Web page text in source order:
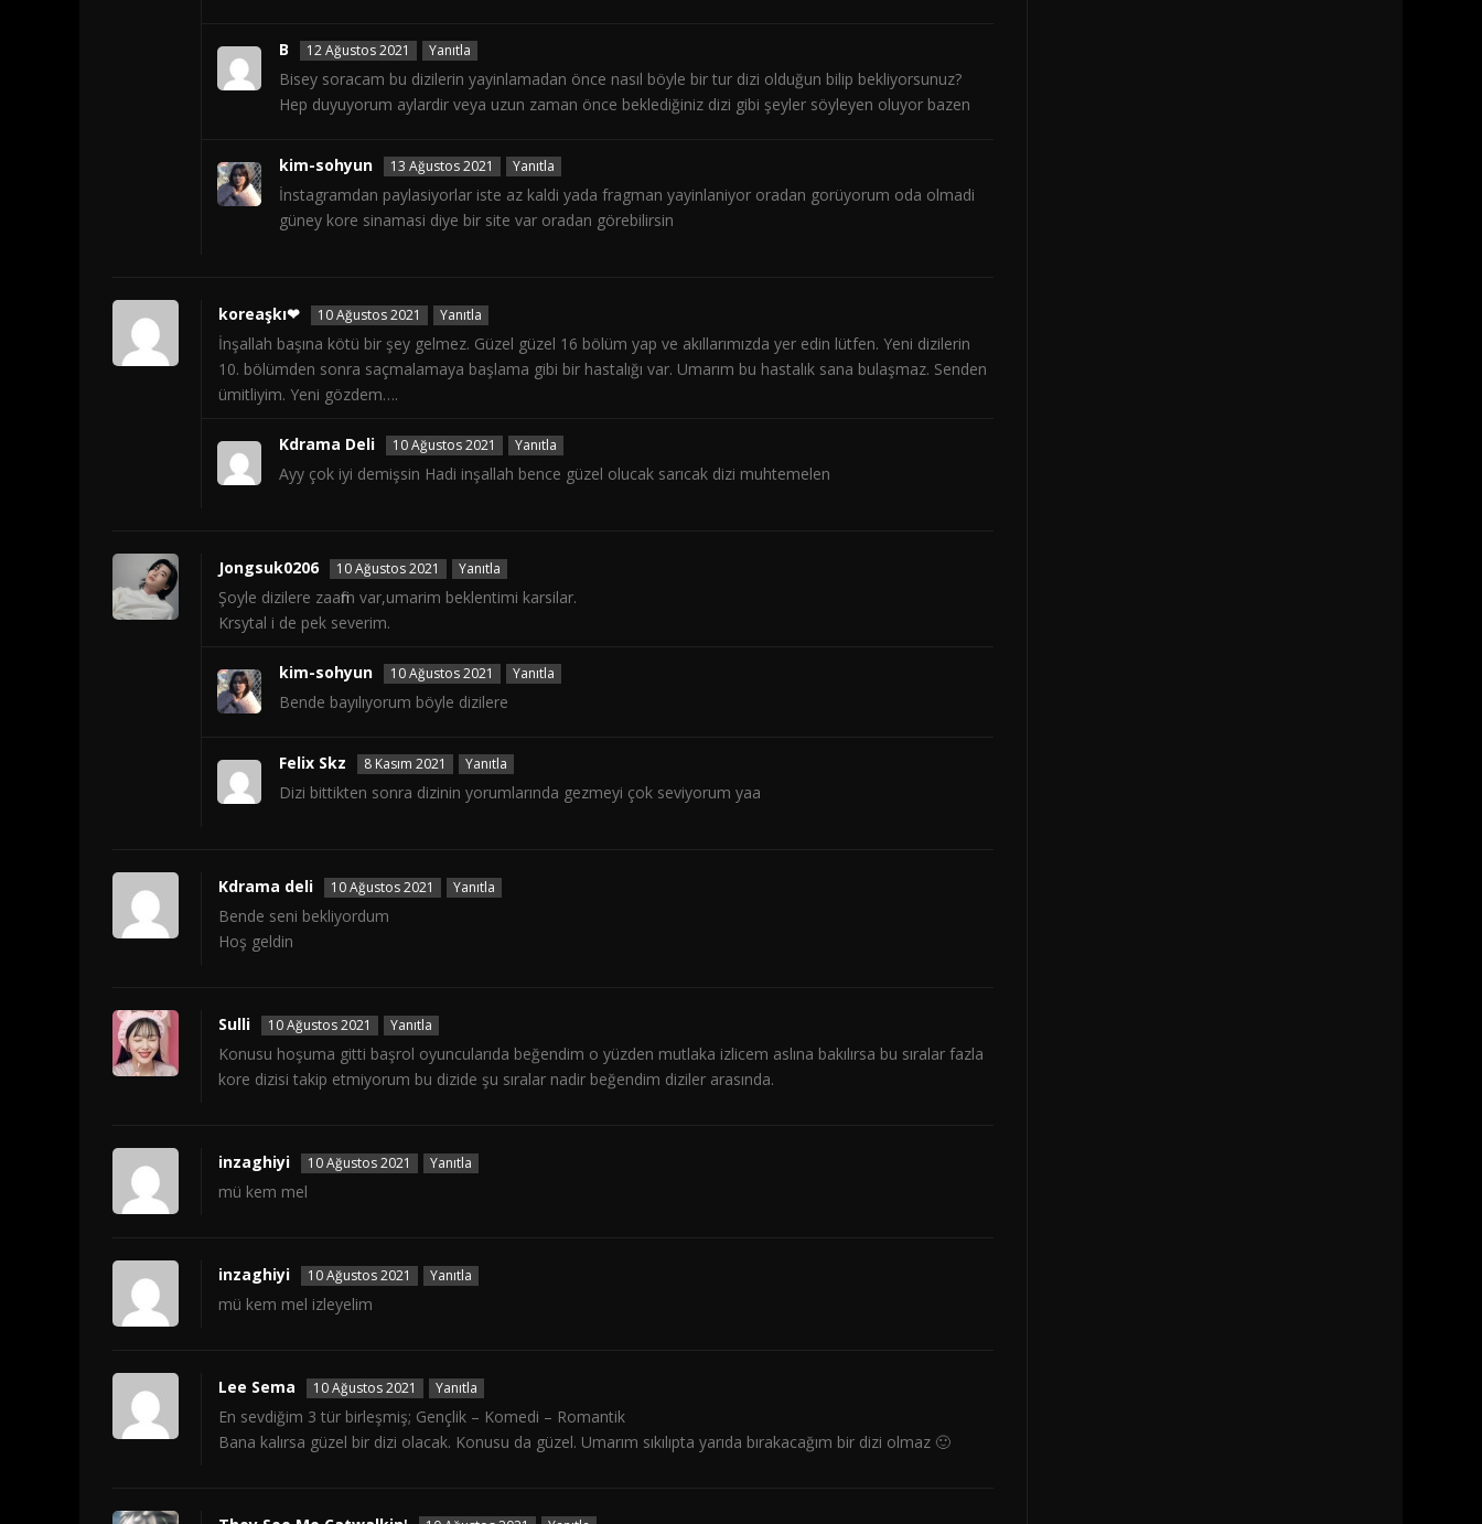
B 12 Ağustos 2021 Yanıtla
Bisey soracam bu dizilerin yayinlamadan önce nasıl böyle bir tur dizi olduğun bilip bekliyorsunuz?
Hep duyuyorum aylardir veya uzun zaman önce beklediğiniz dizi gibi şeyler söyleyen oluyor bazen
kim-sohyun 13 Ağustos 2021 Yanıtla
İnstagramdan paylasiyorlar iste az kaldi yada fragman yayinlaniyor oradan gorüyorum oda olmadi
güney kore sinamasi diye bir site var oradan görebilirsin
koreaşkı❤ 10 Ağustos 2021 Yanıtla
İnşallah başına kötü bir şey gelmez. Güzel güzel 16 bölüm yap ve akıllarımızda yer edin lütfen. Yeni dizilerin
10. bölümden sonra saçmalamaya başlama gibi bir hastalığı var. Umarım bu hastalık sana bulaşmaz. Senden
ümitliyim. Yeni gözdem….
Kdrama Deli 10 Ağustos 2021 Yanıtla
Ayy çok iyi demişsin Hadi inşallah bence güzel olucak sarıcak dizi muhtemelen
Jongsuk0206 10 Ağustos 2021 Yanıtla
Şoyle dizilere zaafim var,umarim beklentimi karsilar.
Krsytal i de pek severim.
kim-sohyun 10 Ağustos 2021 Yanıtla
Bende bayılıyorum böyle dizilere
Felix Skz 8 Kasım 2021 Yanıtla
Dizi bittikten sonra dizinin yorumlarında gezmeyi çok seviyorum yaa
Kdrama deli 10 Ağustos 2021 Yanıtla
Bende seni bekliyordum
Hoş geldin
Sulli 10 Ağustos 2021 Yanıtla
Konusu hoşuma gitti başrol oyuncularıda beğendim o yüzden mutlaka izlicem aslına bakılırsa bu sıralar fazla
kore dizisi takip etmiyorum bu dizide şu sıralar nadir beğendim diziler arasında.
inzaghiyi 10 Ağustos 2021 Yanıtla
mü kem mel
inzaghiyi 10 Ağustos 2021 Yanıtla
mü kem mel izleyelim
Lee Sema 10 Ağustos 2021 Yanıtla
En sevdiğim 3 tür birleşmiş; Gençlik – Komedi – Romantik
Bana kalırsa güzel bir dizi olacak. Konusu da güzel. Umarım sıkılıpta yarıda bırakacağım bir dizi olmaz 🙂